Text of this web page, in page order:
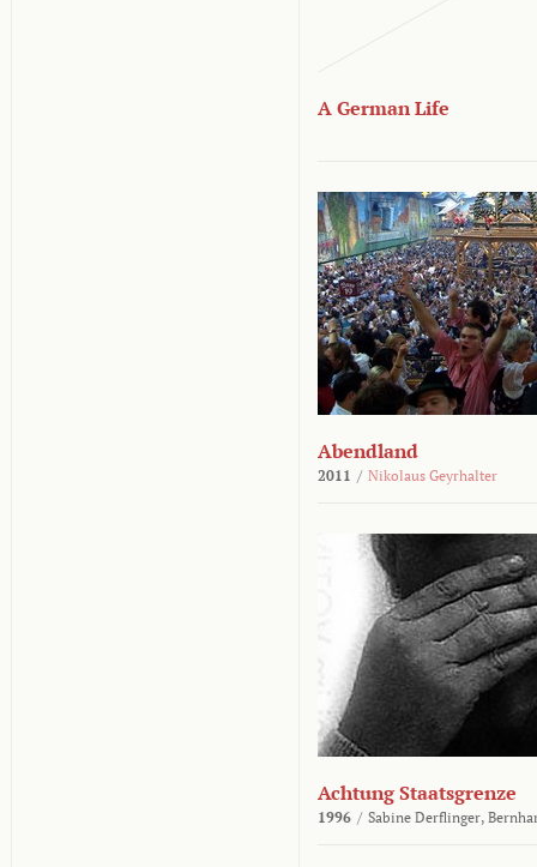
A German Life
Abendland
2011 / Nikolaus Geyrhalter
Achtung Staatsgrenze
1996 / Sabine Derflinger,